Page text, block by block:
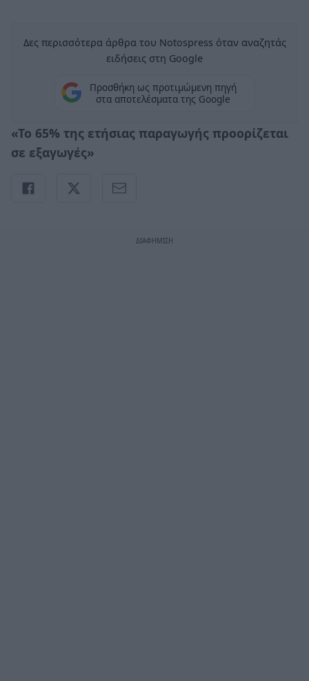
Δες περισσότερα άρθρα του Notospress όταν αναζητάς
ειδήσεις στη Google
Προσθήκη ως προτιμώμενη πηγή
στα αποτελέσματα της Google
«Το 65% της ετήσιας παραγωγής προορίζεται
σε εξαγωγές»